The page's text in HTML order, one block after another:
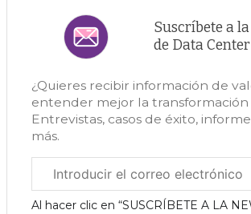
Suscríbete a
de Data
¿Quieres recibir información de
entender mejor la transformación
Entrevistas, casos de éxito,
más.
electrónico
corporativo
Al hacer clic en “SUSCRÍBETE A LA